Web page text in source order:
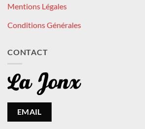
Mentions Légales
Conditions Générales
CONTACT
EMAIL